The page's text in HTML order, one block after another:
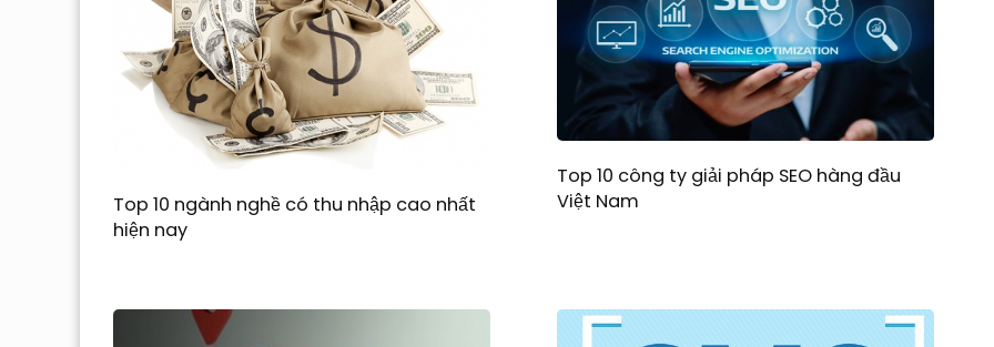
Top 10 ngành nghề có thu nhập cao nhất
hiện nay
Top 10 công ty giải pháp SEO hàng đầu
Việt Nam